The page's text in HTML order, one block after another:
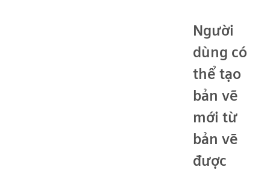
Người
dùng có
thể tạo
bản vẽ
mới từ
bản vẽ
được